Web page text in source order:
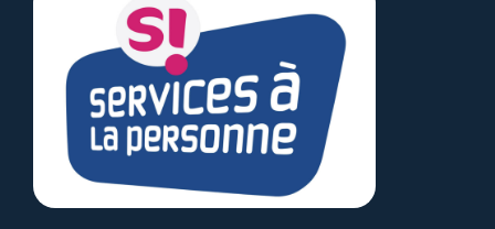
Utilisation Unipros
des Cookies !
On a attendu d'être sûrs que le contenu de
ce site vous intéresse avant de vous